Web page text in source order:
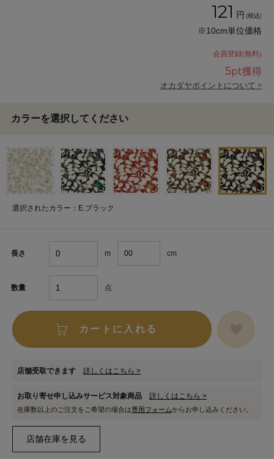
121 円 (税込)
※10cm単位価格
会員登録(無料)
5pt獲得
オカダヤポイントについて >
カラーを選択してください
選択されたカラー：E.ブラック
長さ m cm
数量 点
カートに入れる
店舗受取できます 詳しくはこちら >
お取り寄せ申し込みサービス対象商品 詳しくはこちら >
在庫数以上のご注文をご希望の場合は専用フォームからお申し込みください。